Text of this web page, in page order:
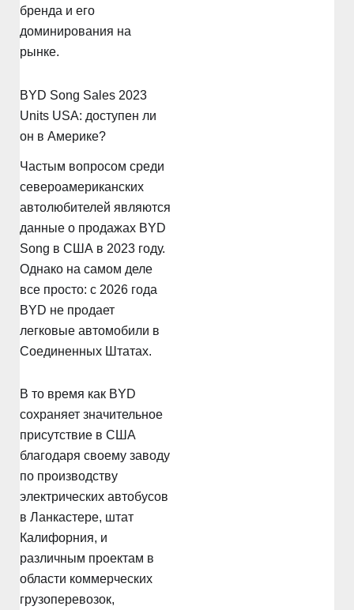
бренда и его
доминирования на
рынке.
BYD Song Sales 2023
Units USA: доступен ли
он в Америке?
Частым вопросом среди
североамериканских
автолюбителей являются
данные о продажах BYD
Song в США в 2023 году.
Однако на самом деле
все просто: с 2026 года
BYD не продает
легковые автомобили в
Соединенных Штатах.
В то время как BYD
сохраняет значительное
присутствие в США
благодаря своему заводу
по производству
электрических автобусов
в Ланкастере, штат
Калифорния, и
различным проектам в
области коммерческих
грузоперевозок,